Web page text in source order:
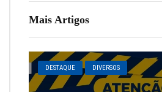
Mais Artigos
DESTAQUE DIVERSOS